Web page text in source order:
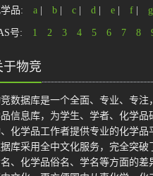
品: a b c d e f g
号: 1 2 3 4 5 6 7 8
于物竞
数据库是一个全面、专业、专注
信息库，为学生、学者、化学品
化学品工作者提供专业的化学品
库采用全中文化服务，完全突破
、化学品俗名、学名等方面的差